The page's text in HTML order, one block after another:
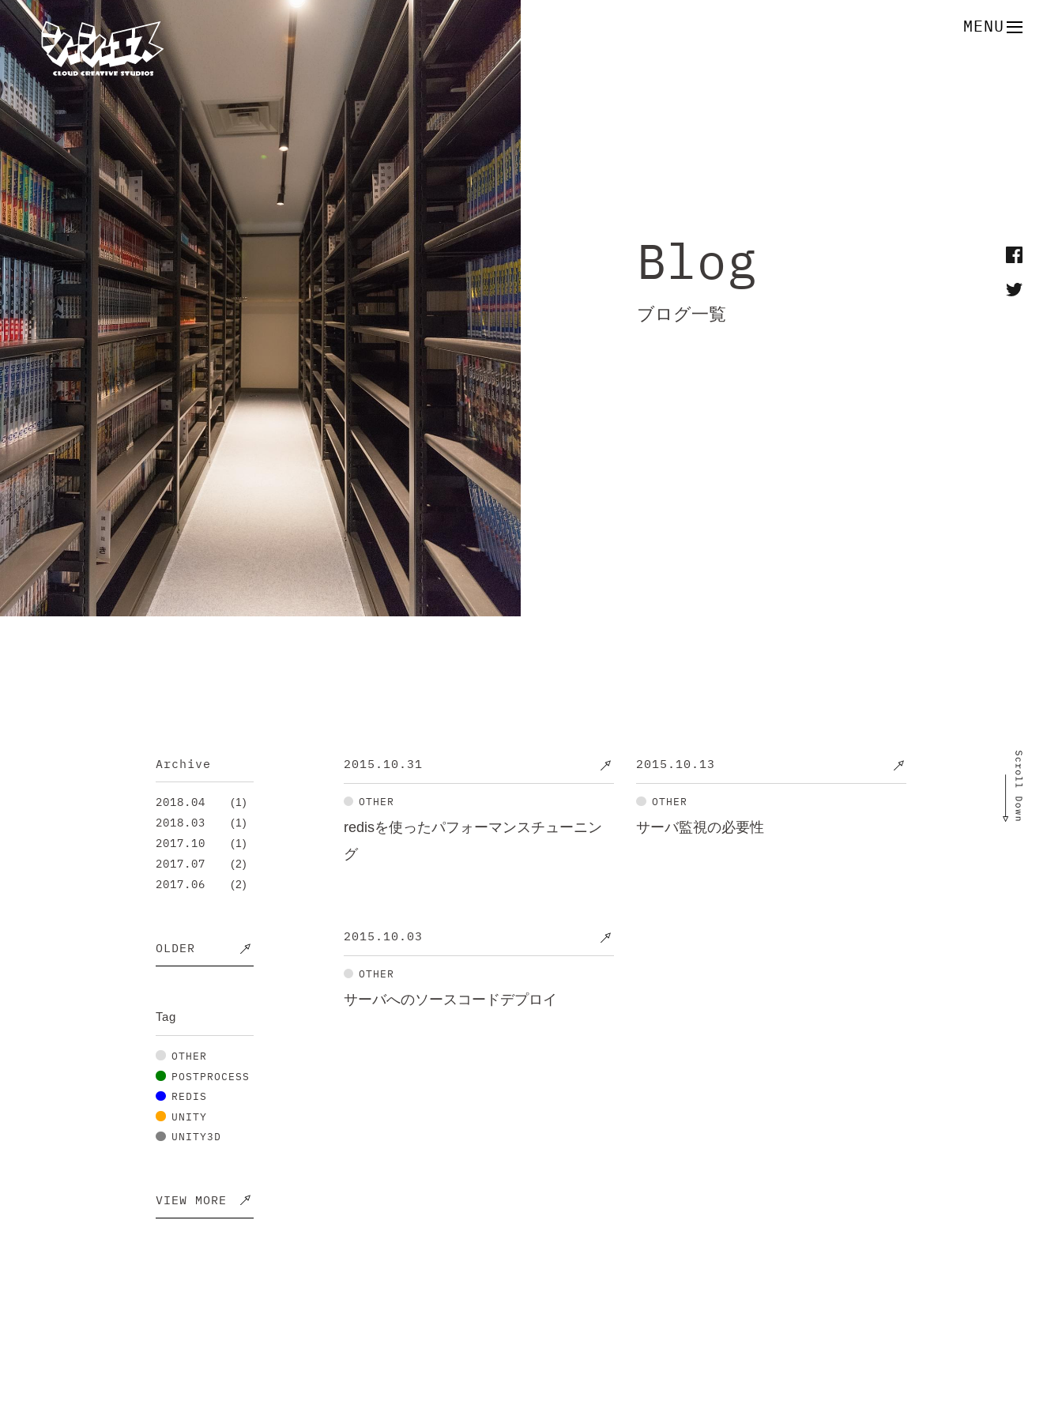
MENU
Blog
ブログ一覧
Archive
2018.04 (1)
2018.03 (1)
2017.10 (1)
2017.07 (2)
2017.06 (2)
OLDER
Tag
OTHER
POSTPROCESS
REDIS
UNITY
UNITY3D
VIEW MORE
2015.10.31
OTHER
redisを使ったパフォーマンスチューニン
グ
2015.10.13
OTHER
サーバ監視の必要性
2015.10.03
OTHER
サーバへのソースコードデプロイ